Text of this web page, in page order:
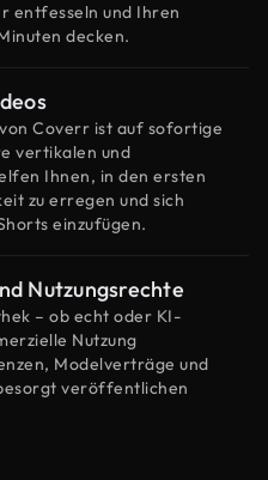
entfesseln und Ihren
decken.
Coverr ist auf sofortige
vertikalen und
Ihnen, in den ersten
zu erregen und sich
einzufügen.
Nutzungsrechte
– ob echt oder KI-
Nutzung
Modelverträge und
veröffentlichen